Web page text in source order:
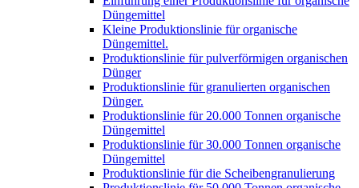
Düngemittel
Kleine Produktionslinie für organische
Düngemittel.
Produktionslinie für pulverförmigen organischen
Dünger
Produktionslinie für granulierten organischen
Dünger.
Produktionslinie für 20.000 Tonnen organische
Düngemittel
Produktionslinie für 30.000 Tonnen organische
Düngemittel
Produktionslinie für die Scheibengranulierung